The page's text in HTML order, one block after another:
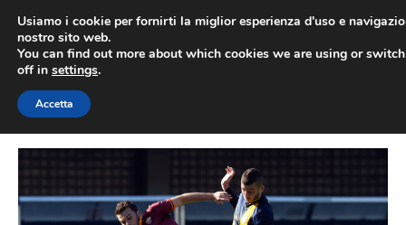
contenuto
Usiamo i cookie per fornirti la miglior esperienza d'uso e
nostro sito web.
You can find out more about which cookies we are using or
off in settings.
Accetta